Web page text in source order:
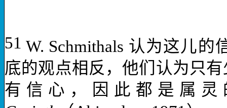
51 W. Schmithals 认为这儿的
底的观点相反，他们认为只
有信心，因此都是属